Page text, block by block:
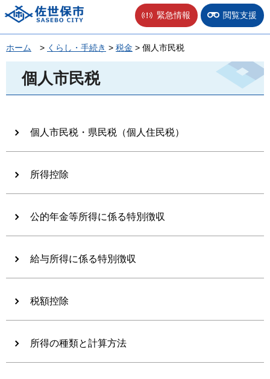
佐世保市 緊急情報 閲覧支援
ホーム > くらし・手続き > 税金 > 個人市民税
個人市民税
個人市民税・県民税（個人住民税）
所得控除
公的年金等所得に係る特別徴収
給与所得に係る特別徴収
税額控除
所得の種類と計算方法